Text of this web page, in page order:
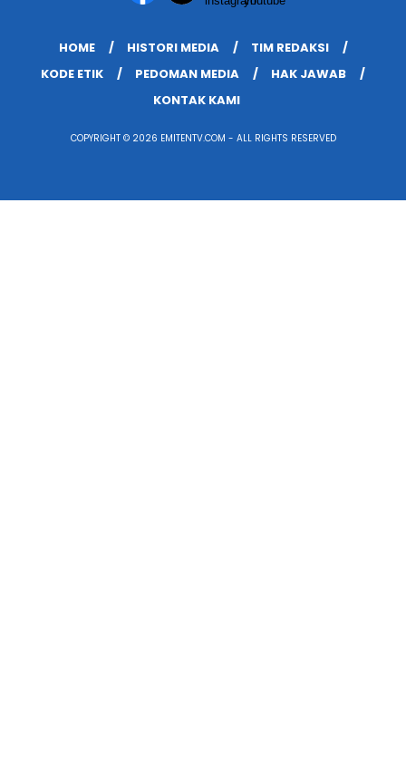
HOME HISTORI MEDIA
TIM REDAKSI
KODE ETIK
PEDOMAN MEDIA
HAK JAWAB
KONTAK KAMI
COPYRIGHT © 2026 EMITENTV.COM - ALL RIGHTS RESERVED